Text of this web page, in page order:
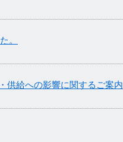
。
供給への影響に関するご案内